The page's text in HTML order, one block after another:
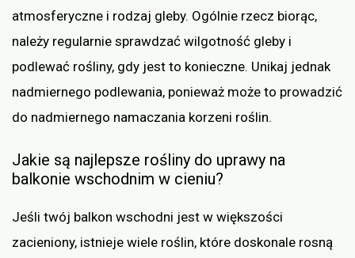
atmosferyczne i rodzaj gleby. Ogólnie rzecz biorąc,
należy regularnie sprawdzać wilgotność gleby i
podlewać rośliny, gdy jest to konieczne. Unikaj jednak
nadmiernego podlewania, ponieważ może to prowadzić
do nadmiernego namaczania korzeni roślin.
Jakie są najlepsze rośliny do uprawy na
balkonie wschodnim w cieniu?
Jeśli twój balkon wschodni jest w większości
zacieniony, istnieje wiele roślin, które doskonale rosną